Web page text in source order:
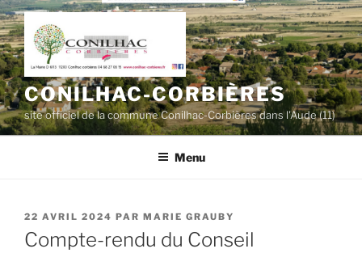
Aller
au
contenu
principal
CONILHAC-CORBIÈRES
site officiel de la commune Conilhac-Corbières dans l'Aude (11)
Menu
PUBLIÉ
LE
22 AVRIL 2024 PAR MARIE GRAUBY
Compte-rendu du Conseil